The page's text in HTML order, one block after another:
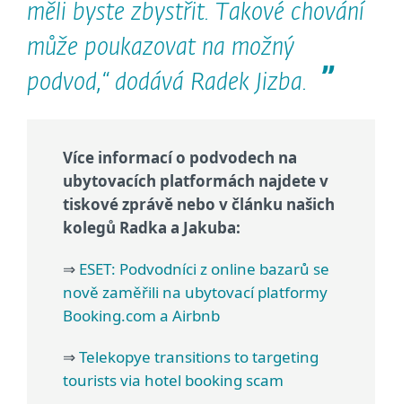
měli byste zbystřit. Takové chování
může poukazovat na možný
podvod,“ dodává Radek Jizba.
Více informací o podvodech na
ubytovacích platformách najdete v
tiskové zprávě nebo v článku našich
kolegů Radka a Jakuba:
⇒ ESET: Podvodníci z online bazarů se
nově zaměřili na ubytovací platformy
Booking.com a Airbnb
⇒Telekopye transitions to targeting
tourists via hotel booking scam